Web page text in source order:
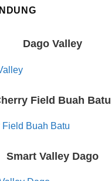
Dago Valley
Field Buah Batu
Smart Valley Dago